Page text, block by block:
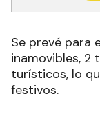
Se prevé para
inamovibles, 2
turísticos, lo
festivos.